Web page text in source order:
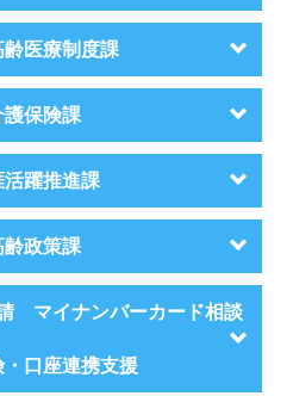
齢医療制度課
護保険課
活躍推進課
齢政策課
マイナンバーカード相談
口座連携支援